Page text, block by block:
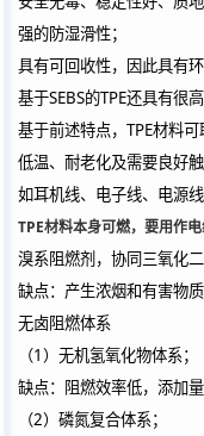
强的防湿滑性；
具有可回收性，因此具有环
基于SEBS的TPE还具有很
基于前述特点，TPE材料
低温、耐老化及需要良好
如耳机线、电子线、电源线
TPE材料本身可燃，要用作
溴系阻燃剂，协同三氧化
缺点：产生浓烟和有害物
无卤阻燃体系
（1）无机氢氧化物体系；
缺点：阻燃效率低，添加
（2）磷氮复合体系；